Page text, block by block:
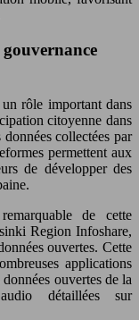
gouvernance
rôle important dans
citoyenne dans
collectées par
permettent aux
de développer des
de cette
Region Infoshare,
ouvertes. Cette
applications
ouvertes de la
détaillées sur